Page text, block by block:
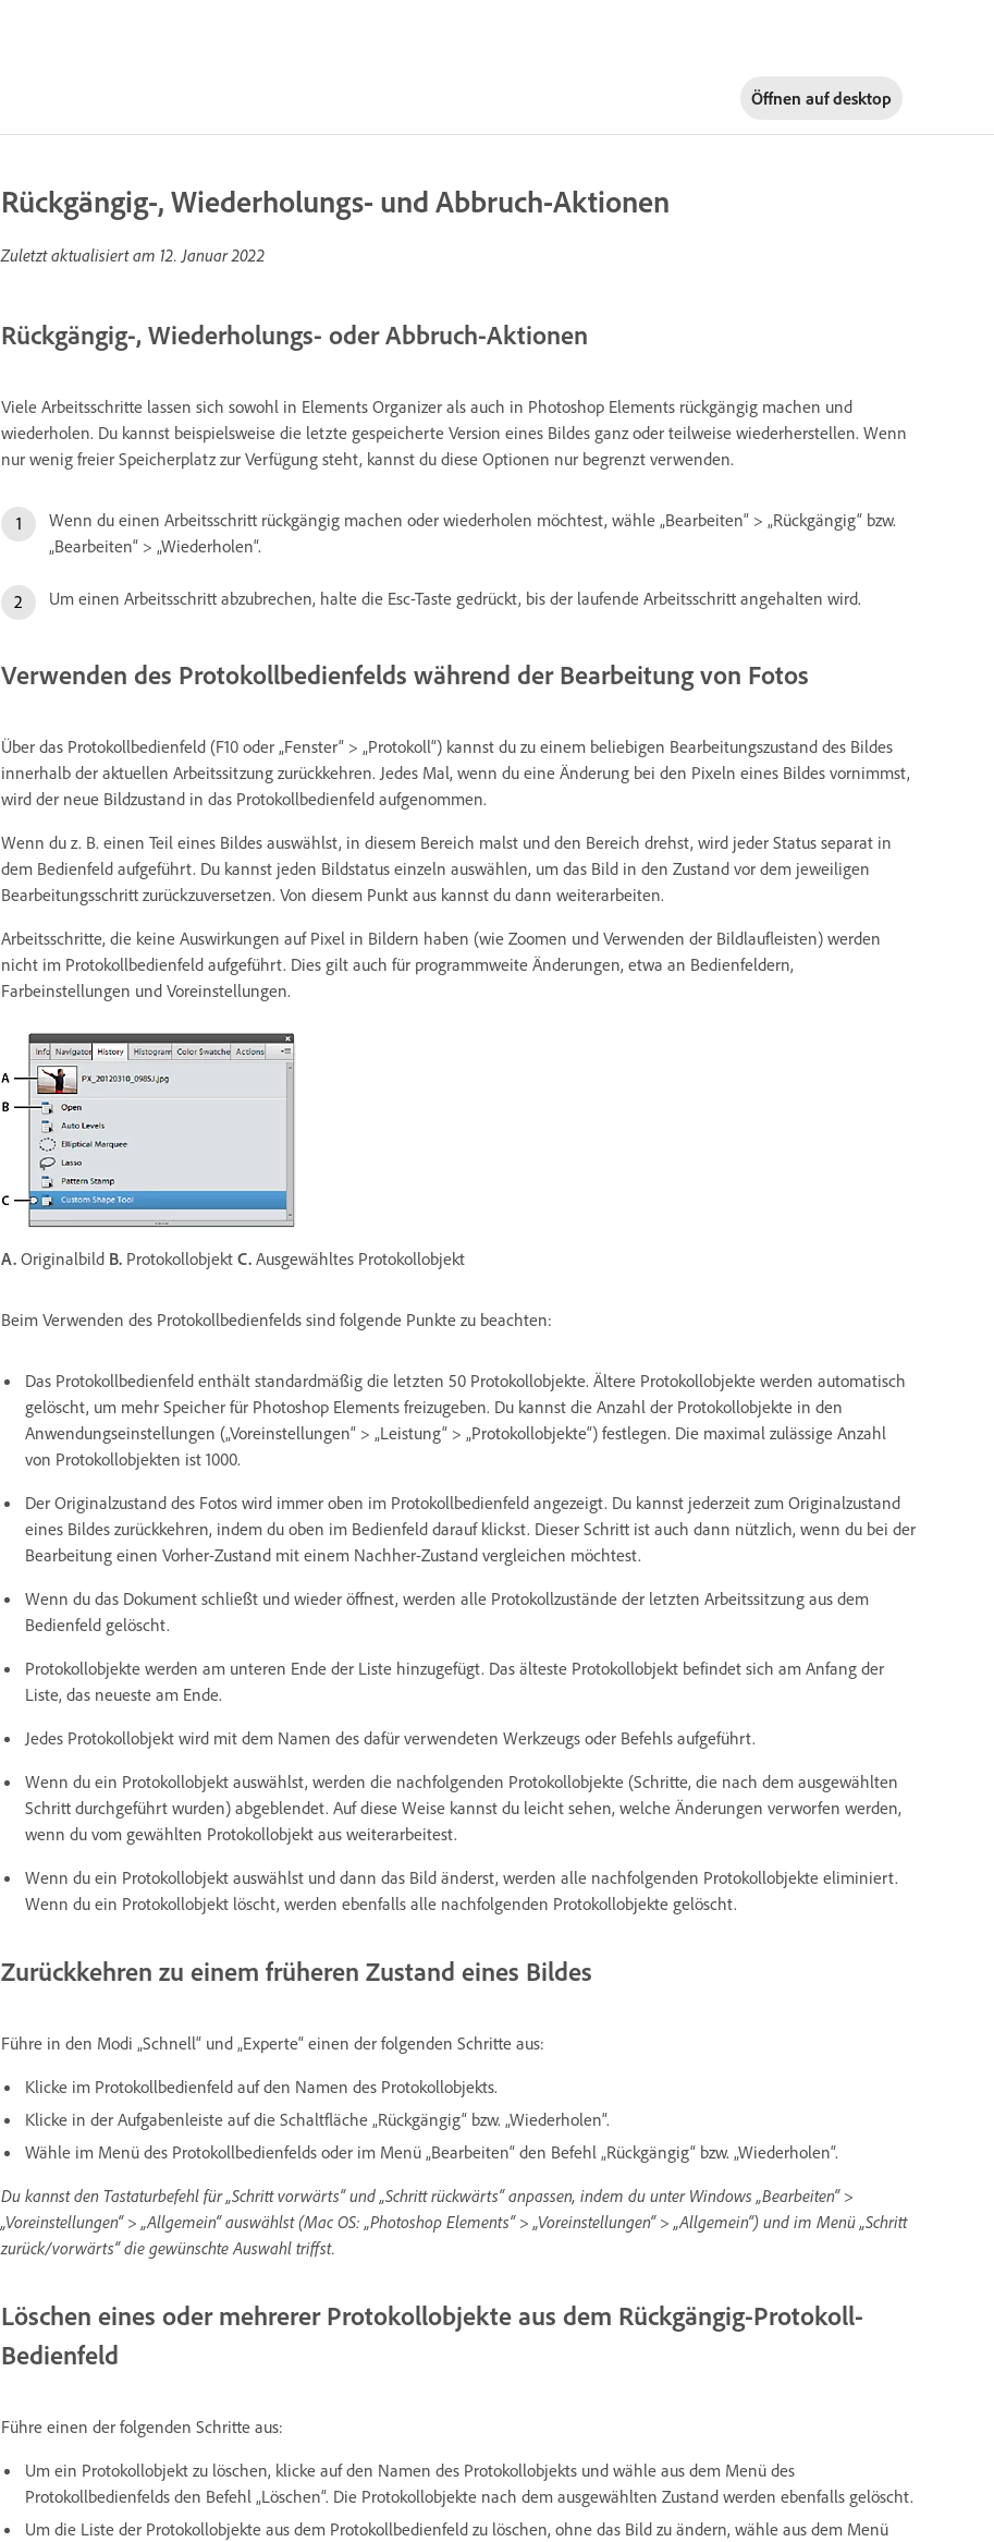
Öffnen aufdesktop
Rückgängig-, Wiederholungs- und Abbruch-Aktionen
Zuletzt aktualisiert am 12. Januar 2022
Rückgängig-, Wiederholungs- oder Abbruch-Aktionen
Viele Arbeitsschritte lassen sich sowohl in Elements Organizer als auch in Photoshop Elements rückgängig machen und
wiederholen. Du kannst beispielsweise die letzte gespeicherte Version eines Bildes ganz oder teilweise wiederherstellen. Wenn
nur wenig freier Speicherplatz zur Verfügung steht, kannst du diese Optionen nur begrenzt verwenden.
Wenn du einen Arbeitsschritt rückgängig machen oder wiederholen möchtest, wähle „Bearbeiten“ > „Rückgängig“ bzw.
„Bearbeiten“ > „Wiederholen“.
Um einen Arbeitsschritt abzubrechen, halte die Esc-Taste gedrückt, bis der laufende Arbeitsschritt angehalten wird.
Verwenden des Protokollbedienfelds während der Bearbeitung von Fotos
Über das Protokollbedienfeld (F10 oder „Fenster“ > „Protokoll“) kannst du zu einem beliebigen Bearbeitungszustand des Bildes
innerhalb der aktuellen Arbeitssitzung zurückkehren. Jedes Mal, wenn du eine Änderung bei den Pixeln eines Bildes vornimmst,
wird der neue Bildzustand in das Protokollbedienfeld aufgenommen.
Wenn du z. B. einen Teil eines Bildes auswählst, in diesem Bereich malst und den Bereich drehst, wird jeder Status separat in
dem Bedienfeld aufgeführt. Du kannst jeden Bildstatus einzeln auswählen, um das Bild in den Zustand vor dem jeweiligen
Bearbeitungsschritt zurückzuversetzen. Von diesem Punkt aus kannst du dann weiterarbeiten.
Arbeitsschritte, die keine Auswirkungen auf Pixel in Bildern haben (wie Zoomen und Verwenden der Bildlaufleisten) werden
nicht im Protokollbedienfeld aufgeführt. Dies gilt auch für programmweite Änderungen, etwa an Bedienfeldern,
Farbeinstellungen und Voreinstellungen.
A. Originalbild B. Protokollobjekt C. Ausgewähltes Protokollobjekt
Beim Verwenden des Protokollbedienfelds sind folgende Punkte zu beachten:
Das Protokollbedienfeld enthält standardmäßig die letzten 50 Protokollobjekte. Ältere Protokollobjekte werden automatisch
gelöscht, um mehr Speicher für Photoshop Elements freizugeben. Du kannst die Anzahl der Protokollobjekte in den
Anwendungseinstellungen („Voreinstellungen“ > „Leistung“ > „Protokollobjekte“) festlegen. Die maximal zulässige Anzahl
von Protokollobjekten ist 1000.
Der Originalzustand des Fotos wird immer oben im Protokollbedienfeld angezeigt. Du kannst jederzeit zum Originalzustand
eines Bildes zurückkehren, indem du oben im Bedienfeld darauf klickst. Dieser Schritt ist auch dann nützlich, wenn du bei der
Bearbeitung einen Vorher-Zustand mit einem Nachher-Zustand vergleichen möchtest.
Wenn du das Dokument schließt und wieder öffnest, werden alle Protokollzustände der letzten Arbeitssitzung aus dem
Bedienfeld gelöscht.
Protokollobjekte werden am unteren Ende der Liste hinzugefügt. Das älteste Protokollobjekt befindet sich am Anfang der
Liste, das neueste am Ende.
Jedes Protokollobjekt wird mit dem Namen des dafür verwendeten Werkzeugs oder Befehls aufgeführt.
Wenn du ein Protokollobjekt auswählst, werden die nachfolgenden Protokollobjekte (Schritte, die nach dem ausgewählten
Schritt durchgeführt wurden) abgeblendet. Auf diese Weise kannst du leicht sehen, welche Änderungen verworfen werden,
wenn du vom gewählten Protokollobjekt aus weiterarbeitest.
Wenn du ein Protokollobjekt auswählst und dann das Bild änderst, werden alle nachfolgenden Protokollobjekte eliminiert.
Wenn du ein Protokollobjekt löscht, werden ebenfalls alle nachfolgenden Protokollobjekte gelöscht.
Zurückkehren zu einem früheren Zustand eines Bildes
Führe in den Modi „Schnell“ und „Experte“ einen der folgenden Schritte aus:
Klicke im Protokollbedienfeld auf den Namen des Protokollobjekts.
Klicke in der Aufgabenleiste auf die Schaltfläche „Rückgängig“ bzw. „Wiederholen“.
Wähle im Menü des Protokollbedienfelds oder im Menü „Bearbeiten“ den Befehl „Rückgängig“ bzw. „Wiederholen“.
Du kannst den Tastaturbefehl für „Schritt vorwärts“ und „Schritt rückwärts“ anpassen, indem du unter Windows „Bearbeiten“ >
„Voreinstellungen“ > „Allgemein“ auswählst (Mac OS: „Photoshop Elements“ > „Voreinstellungen“ > „Allgemein“) und im Menü „Schritt
zurück/vorwärts“ die gewünschte Auswahl triffst.
Löschen eines oder mehrerer Protokollobjekte aus dem Rückgängig-Protokoll-
Bedienfeld
Führe einen der folgenden Schritte aus:
Um ein Protokollobjekt zu löschen, klicke auf den Namen des Protokollobjekts und wähle aus dem Menü des
Protokollbedienfelds den Befehl „Löschen“. Die Protokollobjekte nach dem ausgewählten Zustand werden ebenfalls gelöscht.
Um die Liste der Protokollobjekte aus dem Protokollbedienfeld zu löschen, ohne das Bild zu ändern, wähle aus dem Menü